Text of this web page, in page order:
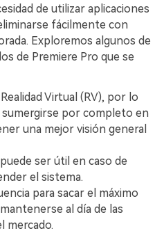
de utilizar aplicaciones
fácilmente con
Exploremos algunos de
de Premiere Pro que se
Virtual (RV), por lo
sumergirse por completo en
una mejor visión general
ser útil en caso de
el sistema.
para sacar el máximo
al día de las
mercado.